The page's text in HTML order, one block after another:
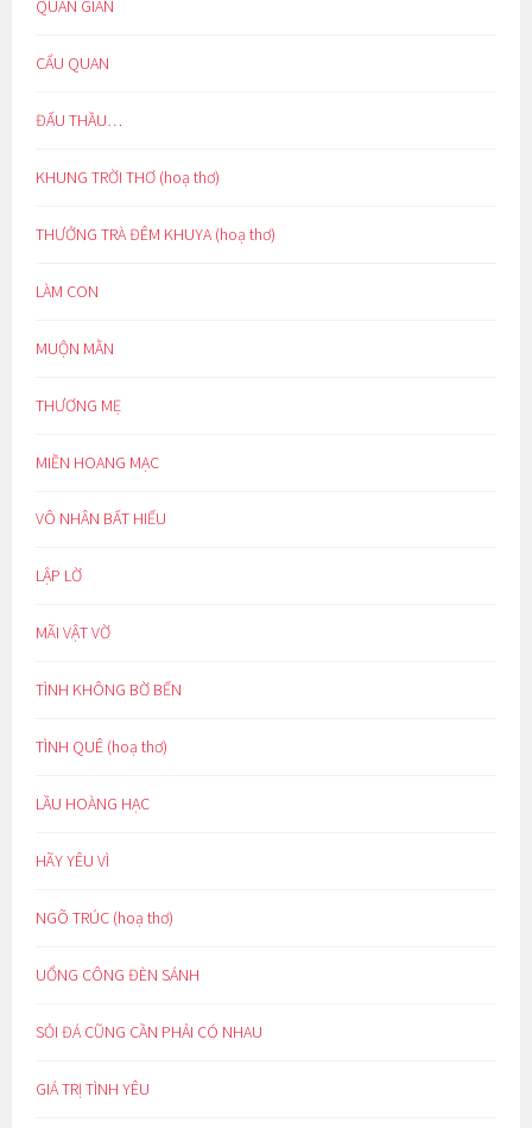
QUAN GIAN
CẨU QUAN
ĐẤU THẦU…
KHUNG TRỜI THƠ (hoạ thơ)
THƯỞNG TRÀ ĐÊM KHUYA (hoạ thơ)
LÀM CON
MUỘN MẰN
THƯƠNG MẸ
MIỀN HOANG MẠC
VÔ NHÂN BẤT HIẾU
LẬP LỜ
MÃI VẬT VỜ
TÌNH KHÔNG BỜ BẾN
TÌNH QUÊ (hoạ thơ)
LẦU HOÀNG HẠC
HÃY YÊU VÌ
NGÕ TRÚC (hoạ thơ)
UỔNG CÔNG ĐÈN SÁNH
SỎI ĐÁ CŨNG CẦN PHẢI CÓ NHAU
GIÁ TRỊ TÌNH YÊU